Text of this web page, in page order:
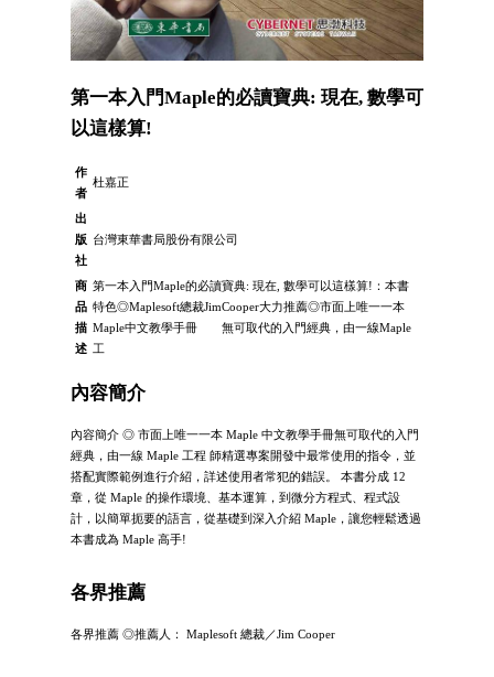
第一本入門Maple的必讀寶典: 現在, 數學可
以這樣算!
作
者
杜嘉正
出
版
社
台灣東華書局股份有限公司
商
品
描
述
第一本入門Maple的必讀寶典: 現在, 數學可以這樣算!：本書
特色◎Maplesoft總裁JimCooper大力推薦◎市面上唯一一本
Maple中文教學手冊 無可取代的入門經典，由一線Maple
工
內容簡介
內容簡介 ◎ 市面上唯一一本 Maple 中文教學手冊無可取代的入門
經典，由一線 Maple 工程 師精選專案開發中最常使用的指令，並
搭配實際範例進行介紹，詳述使用者常犯的錯誤。 本書分成 12
章，從 Maple 的操作環境、基本運算，到微分方程式、程式設
計，以簡單扼要的語言，從基礎到深入介紹 Maple，讓您輕鬆透過
本書成為 Maple 高手!
各界推薦
各界推薦 ◎推薦人： Maplesoft 總裁／Jim Cooper